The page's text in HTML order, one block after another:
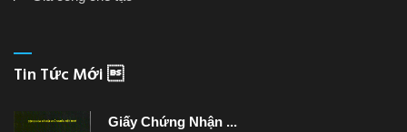
Tin Tức Mới 
Giấy Chứng Nhận ...